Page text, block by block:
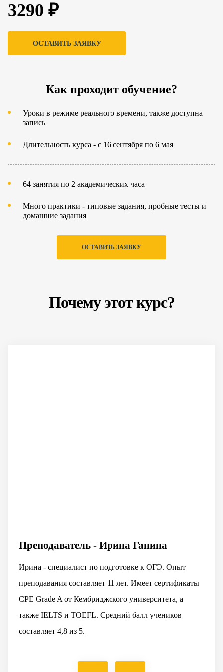
3290 ₽
ОСТАВИТЬ ЗАЯВКУ
Как проходит обучение?
Уроки в режиме реального времени, также доступна
запись
Длительность курса - с 16 сентября по 6 мая
64 занятия по 2 академических часа
Много практики - типовые задания, пробные тесты и
домашние задания
ОСТАВИТЬ ЗАЯВКУ
Почему этот курс?
Преподаватель - Ирина Ганина
Ирина - специалист по подготовке к ОГЭ. Опыт
преподавания составляет 11 лет. Имеет сертификаты
CPE Grade A от Кембриджского университета, а
также IELTS и TOEFL. Средний балл учеников
составляет 4,8 из 5.